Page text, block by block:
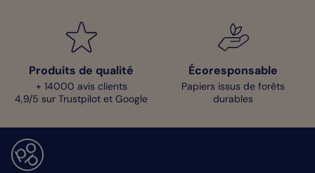
Produits de qualité
+ 14000 avis clients
4,9/5 sur Trustpilot et Google
Écoresponsable
Papiers issus de forêts
durables